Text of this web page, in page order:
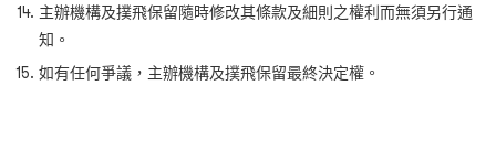
主辦機構及撲飛保留隨時修改其條款及細則之權利而無須另行通
知。
如有任何爭議，主辦機構及撲飛保留最終決定權。